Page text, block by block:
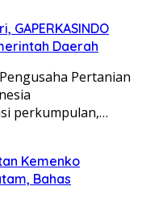
Daerah
Pertanian
perkumpulan,…
Kemenko
Bahas